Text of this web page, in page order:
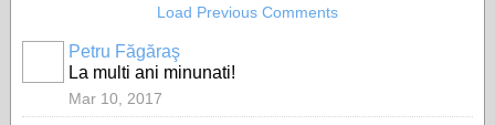
Load Previous Comments
Petru Făgăraş
La multi ani minunati!
Mar 10, 2017